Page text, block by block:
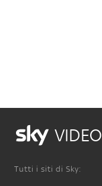
VIDEO
Tutti i siti di Sky: